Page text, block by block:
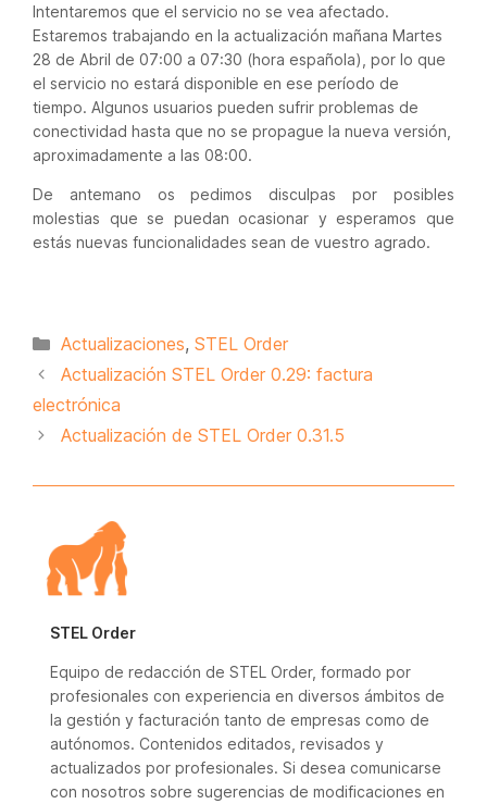
Intentaremos que el servicio no se vea afectado.
Estaremos trabajando en la actualización mañana Martes
28 de Abril de 07:00 a 07:30 (hora española), por lo que
el servicio no estará disponible en ese período de
tiempo. Algunos usuarios pueden sufrir problemas de
conectividad hasta que no se propague la nueva versión,
aproximadamente a las 08:00.
De antemano os pedimos disculpas por posibles
molestias que se puedan ocasionar y esperamos que
estás nuevas funcionalidades sean de vuestro agrado.
Categorías
Actualizaciones, STEL Order
Actualización STEL Order 0.29: factura
electrónica
Actualización de STEL Order 0.31.5
STEL Order
Equipo de redacción de STEL Order, formado por
profesionales con experiencia en diversos ámbitos de
la gestión y facturación tanto de empresas como de
autónomos. Contenidos editados, revisados y
actualizados por profesionales. Si desea comunicarse
con nosotros sobre sugerencias de modificaciones en